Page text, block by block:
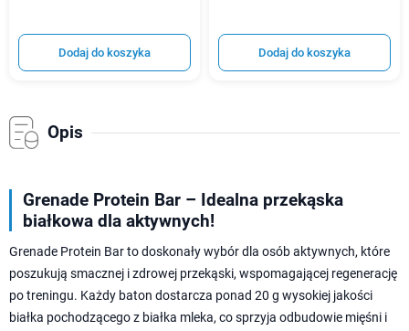
Dodaj do koszyka Dodaj do koszyka
Opis
Grenade Protein Bar – Idealna przekąska
białkowa dla aktywnych!
Grenade Protein Bar to doskonały wybór dla osób aktywnych, które
poszukują smacznej i zdrowej przekąski, wspomagającej regenerację
po treningu. Każdy baton dostarcza ponad 20 g wysokiej jakości
białka pochodzącego z białka mleka, co sprzyja odbudowie mięśni i